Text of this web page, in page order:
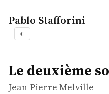
Pablo Stafforini
◐
works
Jean-Pierre Melville
Le deuxième souffle
movie
Le deuxième
Jean-Pierre Melville